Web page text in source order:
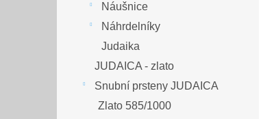
Náušnice
Náhrdelníky
Judaika
JUDAICA - zlato
Snubní prsteny JUDAICA
Zlato 585/1000